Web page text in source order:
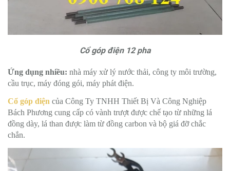
Cổ góp điện 12 pha
Ứng dụng nhiều: nhà máy xử lý nước thải, công ty môi trường,
cầu trục, máy đóng gói, máy phát điện.
Cổ góp điện của Công Ty TNHH Thiết Bị Và Công Nghiệp
Bách Phương cung cấp có vành trượt được chế tạo từ những lá
đồng dày, lá than được làm từ đồng carbon và bộ giá đỡ chắc
chắn.